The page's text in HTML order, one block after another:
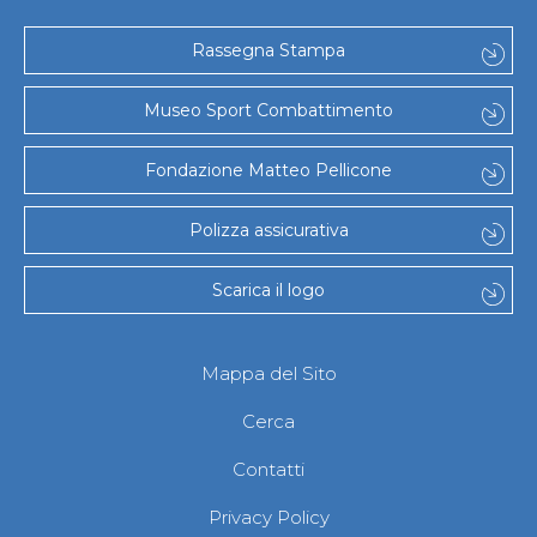
Albi Federali
Arbitri
Lotta
La disciplina
News
Gare e Risultati
Attività Didattica
Albi Federali
Karate
La disciplina
News
Gare e Risultati
Attività Didattica
Arti marziali
Aikido
Ju Jitsu
Sumo
Capoeira
Grappling
BJJ
Pancrazio/Pankration
Rassegna Stampa
Museo Sport Combattimento
Fondazione Matteo Pellicone
Polizza assicurativa
Scarica il logo
Mappa del Sito
Cerca
Contatti
Privacy Policy